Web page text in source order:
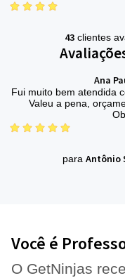
43 clientes
Ana
Fui muito bem atendida
Valeu a pena,
para Antônio
Você é
O GetNinjas